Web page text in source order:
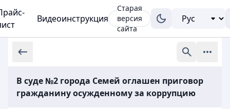
Видеоинструкция
Старая
версия
сайта
В суде №2 города Семей оглашен приговор
гражданину осужденному за коррупцию